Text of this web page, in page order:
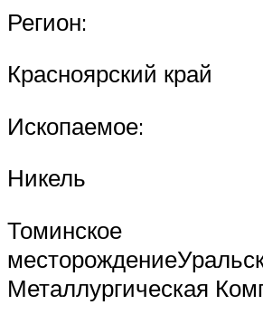
Регион:
Красноярский край
Ископаемое:
Никель
Томинское
Металлургическая